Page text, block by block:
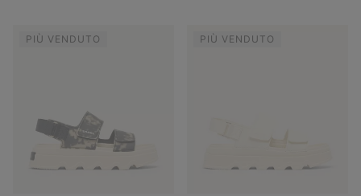
PIÙ VENDUTO PIÙ VENDUTO